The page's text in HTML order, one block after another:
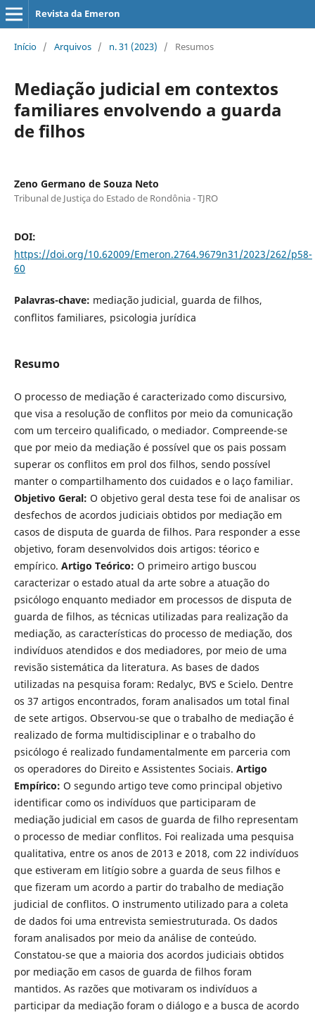
Revista da Emeron
Início / Arquivos / n. 31 (2023) / Resumos
Mediação judicial em contextos
familiares envolvendo a guarda
de filhos
Zeno Germano de Souza Neto
Tribunal de Justiça do Estado de Rondônia - TJRO
DOI:
https://doi.org/10.62009/Emeron.2764.9679n31/2023/262/p58-
60
Palavras-chave: mediação judicial, guarda de filhos,
conflitos familiares, psicologia jurídica
Resumo
O processo de mediação é caracterizado como discursivo,
que visa a resolução de conflitos por meio da comunicação
com um terceiro qua­lificado, o mediador. Compreende-se
que por meio da mediação é possível que os pais possam
superar os conflitos em prol dos filhos, sendo possível
manter o compartilhamento dos cuidados e o laço familiar.
Objetivo Geral: O objetivo geral desta tese foi de analisar os
desfechos de acordos judiciais ob­tidos por mediação em
casos de disputa de guarda de filhos. Para responder a esse
objetivo, foram desenvolvidos dois artigos: téorico e
empírico. Artigo Teórico: O primeiro artigo buscou
caracterizar o estado atual da arte sobre a atuação do
psicólogo enquanto mediador em processos de disputa de
guarda de filhos, as técnicas utilizadas para realização da
mediação, as características do processo de mediação, dos
indivíduos atendidos e dos mediadores, por meio de uma
revisão sistemática da literatura. As bases de dados
utilizadas na pesquisa foram: Redalyc, BVS e Scielo. Dentre
os 37 artigos encontrados, foram analisados um total final
de sete artigos. Observou-se que o trabalho de mediação é
realizado de forma multidisciplinar e o trabalho do
psicólogo é realizado fundamentalmente em parceria com
os operadores do Direito e Assistentes Sociais. Artigo
Empírico: O segundo artigo teve como principal objetivo
identificar como os indivíduos que participaram de
mediação judicial em casos de guarda de filho representam
o processo de mediar conflitos. Foi realizada uma pesquisa
qualitativa, entre os anos de 2013 e 2018, com 22 in­divíduos
que estiveram em litígio sobre a guarda de seus filhos e
que fizeram um acordo a partir do trabalho de mediação
judicial de conflitos. O instru­mento utilizado para a coleta
de dados foi uma entrevista semiestruturada. Os dados
foram analisados por meio da análise de conteúdo.
Constatou-se que a maioria dos acordos judiciais obtidos
por mediação em casos de guarda de filhos foram
mantidos. As razões que motivaram os indivíduos a
participar da mediação foram o diálogo e a busca de acordo